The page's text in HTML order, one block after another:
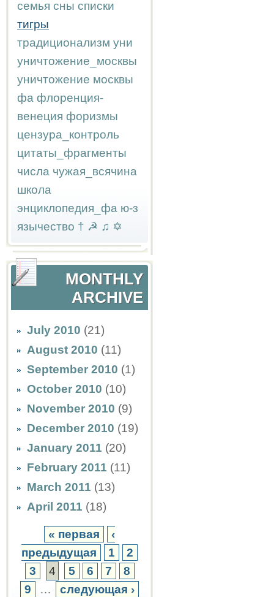
семья сны списки
тигры
традиционализм уни
уничтожение_москвы
уничтожение москвы
фа флоренция-
венеция форизмы
цензура_контроль
цитаты_фрагменты
числа чужая_всячина
школа
энциклопедия_фа ю-з
язычество † ☭ ♫ ✡
MONTHLY
ARCHIVE
July 2010 (21)
August 2010 (11)
September 2010 (1)
October 2010 (10)
November 2010 (9)
December 2010 (19)
January 2011 (20)
February 2011 (11)
March 2011 (13)
April 2011 (18)
« первая
‹
предыдущая
1
2
3
4 5 6 7
8
9
…
следующая ›